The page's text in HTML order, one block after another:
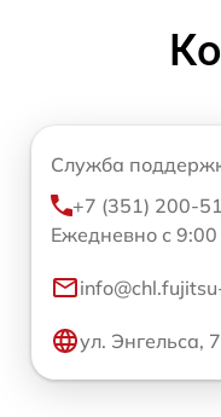
Служба
+7 (351) 200-
Ежедневно с
ул. Энгельса,